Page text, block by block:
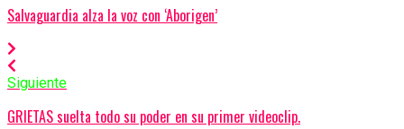
Salvaguardia alza la voz con ‘Aborigen’
Siguiente
GRIETAS suelta todo su poder en su primer videoclip.